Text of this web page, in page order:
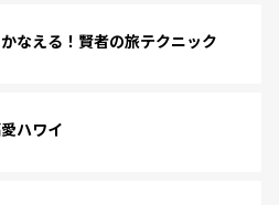
なえる！賢者の旅テクニック
ハワイ